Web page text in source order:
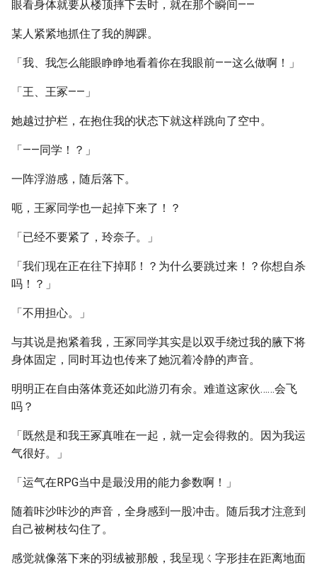
眼看身体就要从楼顶摔下去时，就在那个瞬间——
某人紧紧地抓住了我的脚踝。
「我、我怎么能眼睁睁地看着你在我眼前——这么做啊！」
「王、王冢——」
她越过护栏，在抱住我的状态下就这样跳向了空中。
「——同学！？」
一阵浮游感，随后落下。
呃，王冢同学也一起掉下来了！？
「已经不要紧了，玲奈子。」
「我们现在正在往下掉耶！？为什么要跳过来！？你想自杀
吗！？」
「不用担心。」
与其说是抱紧着我，王冢同学其实是以双手绕过我的腋下将
身体固定，同时耳边也传来了她沉着冷静的声音。
明明正在自由落体竟还如此游刃有余。难道这家伙……会飞
吗？
「既然是和我王冢真唯在一起，就一定会得救的。因为我运
气很好。」
「运气在RPG当中是最没用的能力参数啊！」
随着咔沙咔沙的声音，全身感到一股冲击。随后我才注意到
自己被树枝勾住了。
感觉就像落下来的羽绒被那般，我呈现ㄑ字形挂在距离地面